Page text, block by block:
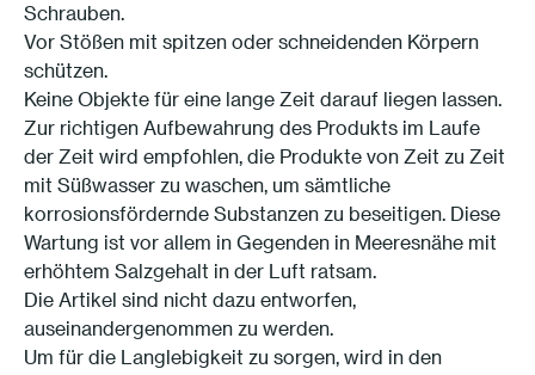
Schrauben.
Vor Stößen mit spitzen oder schneidenden Körpern
schützen.
Keine Objekte für eine lange Zeit darauf liegen lassen.
Zur richtigen Aufbewahrung des Produkts im Laufe
der Zeit wird empfohlen, die Produkte von Zeit zu Zeit
mit Süßwasser zu waschen, um sämtliche
korrosionsfördernde Substanzen zu beseitigen. Diese
Wartung ist vor allem in Gegenden in Meeresnähe mit
erhöhtem Salzgehalt in der Luft ratsam.
Die Artikel sind nicht dazu entworfen,
auseinandergenommen zu werden.
Um für die Langlebigkeit zu sorgen, wird in den